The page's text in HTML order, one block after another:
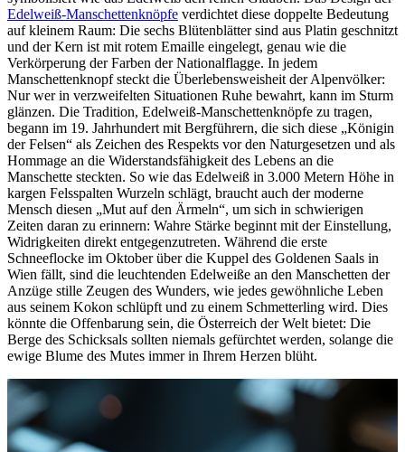
Edelweiß-Manschettenknöpfe verdichtet diese doppelte Bedeutung
auf kleinem Raum: Die sechs Blütenblätter sind aus Platin geschnitzt
und der Kern ist mit rotem Emaille eingelegt, genau wie die
Verkörperung der Farben der Nationalflagge. In jedem
Manschettenknopf steckt die Überlebensweisheit der Alpenvölker:
Nur wer in verzweifelten Situationen Ruhe bewahrt, kann im Sturm
glänzen. Die Tradition, Edelweiß-Manschettenknöpfe zu tragen,
begann im 19. Jahrhundert mit Bergführern, die sich diese „Königin
der Felsen“ als Zeichen des Respekts vor den Naturgesetzen und als
Hommage an die Widerstandsfähigkeit des Lebens an die
Manschette steckten. So wie das Edelweiß in 3.000 Metern Höhe in
kargen Felsspalten Wurzeln schlägt, braucht auch der moderne
Mensch diesen „Mut auf den Ärmeln“, um sich in schwierigen
Zeiten daran zu erinnern: Wahre Stärke beginnt mit der Einstellung,
Widrigkeiten direkt entgegenzutreten. Während die erste
Schneeflocke im Oktober über die Kuppel des Goldenen Saals in
Wien fällt, sind die leuchtenden Edelweiße an den Manschetten der
Anzüge stille Zeugen des Wunders, wie jedes gewöhnliche Leben
aus seinem Kokon schlüpft und zu einem Schmetterling wird. Dies
könnte die Offenbarung sein, die Österreich der Welt bietet: Die
Berge des Schicksals sollten niemals gefürchtet werden, solange die
ewige Blume des Mutes immer in Ihrem Herzen blüht.